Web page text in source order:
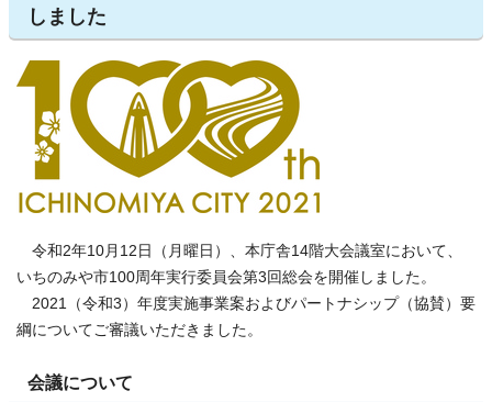
しました
令和2年10月12日（月曜日）、本庁舎14階大会議室において、
いちのみや市100周年実行委員会第3回総会を開催しました。
2021（令和3）年度実施事業案およびパートナシップ（協賛）要
綱についてご審議いただきました。
会議について